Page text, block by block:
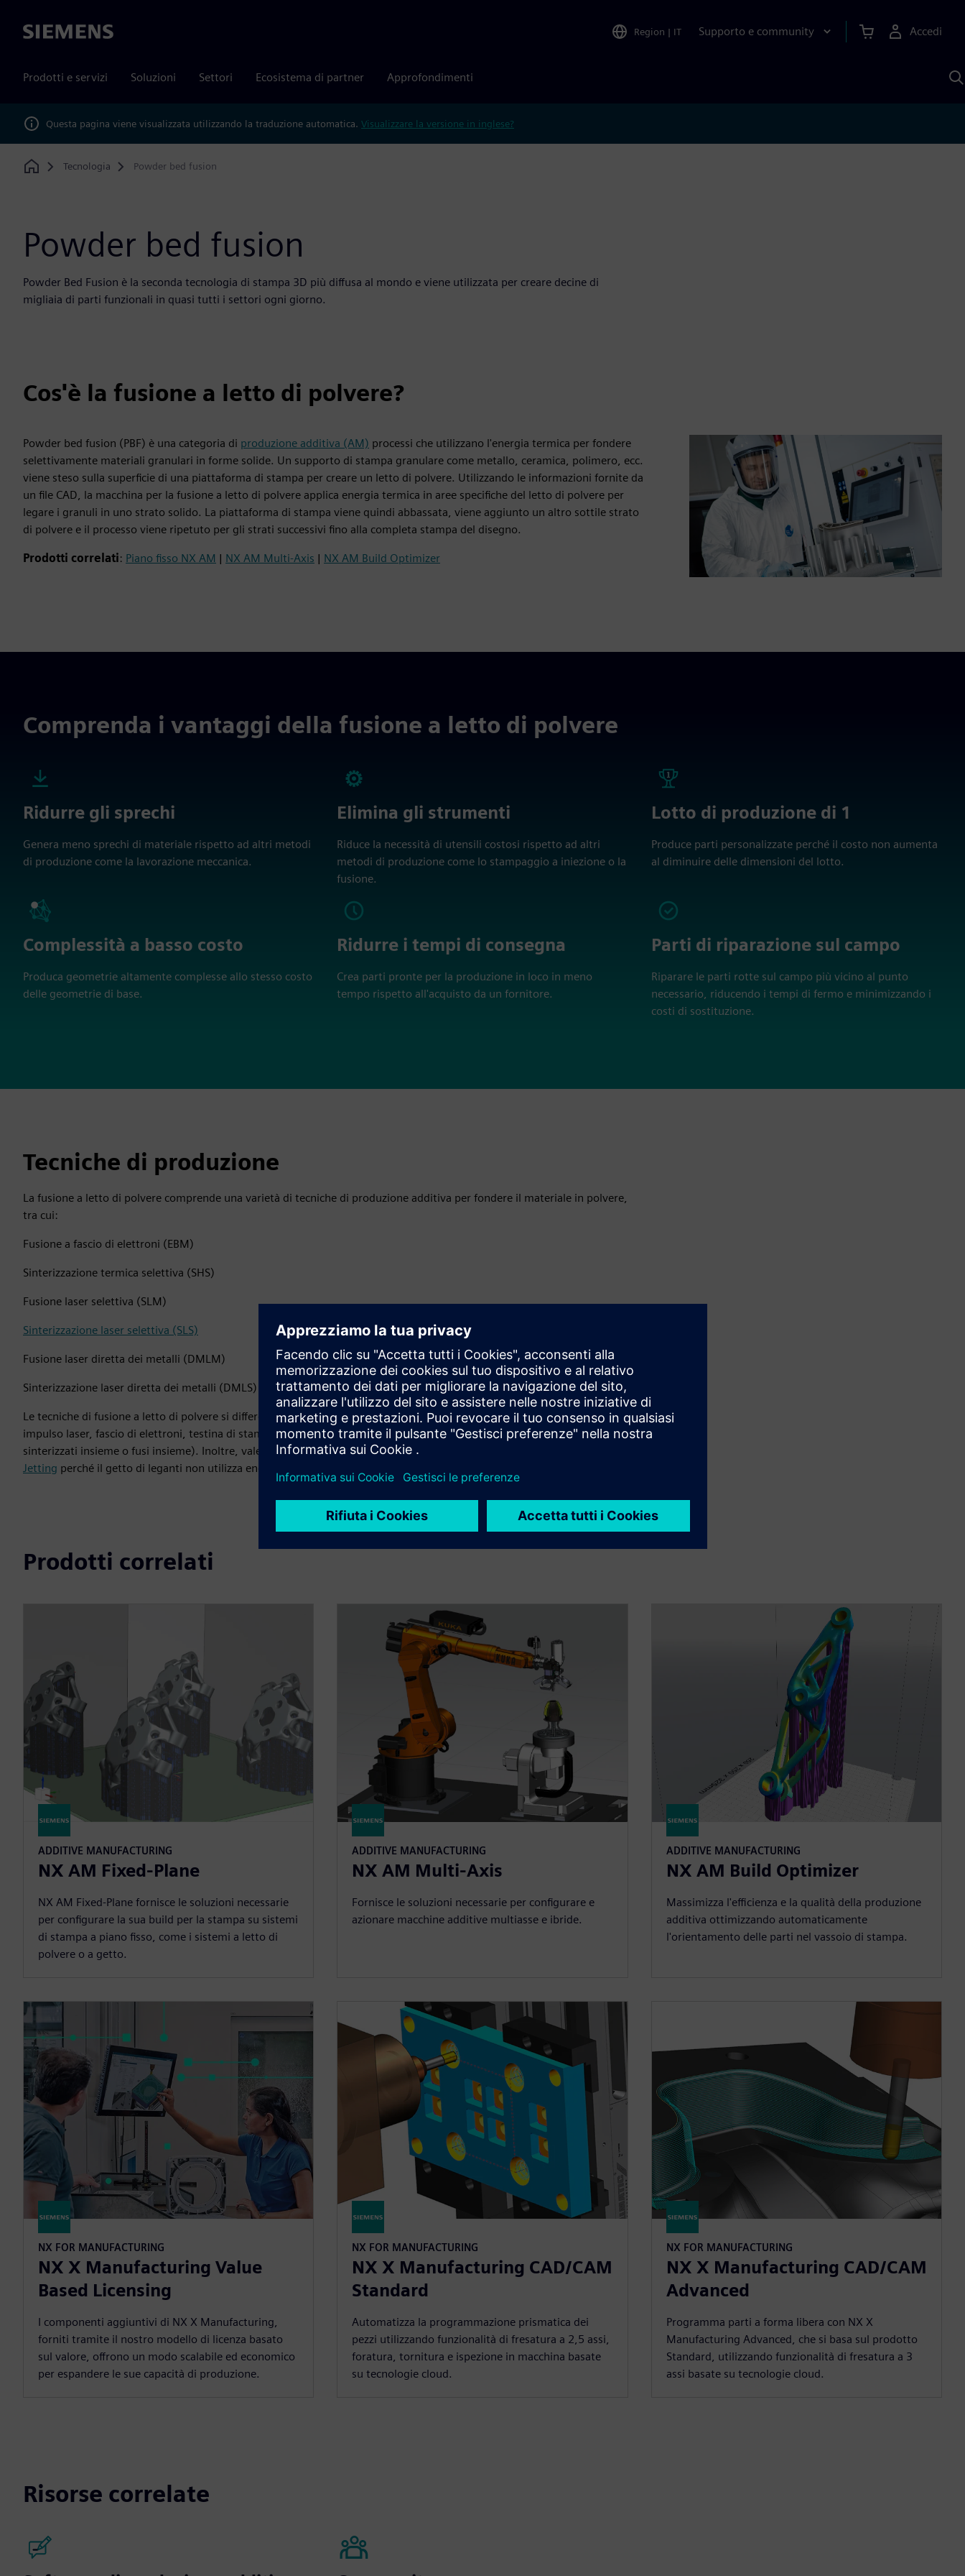
Siemens Region | IT Supporto e community Accedi
Prodotti e servizi Soluzioni Settori Ecosistema di partner Approfondimenti
Questa pagina viene visualizzata utilizzando la traduzione automatica. Visualizzare la versione in inglese?
Home
Tecnologia Powder bed fusion
Powder bed fusion
Powder Bed Fusion è la seconda tecnologia di stampa 3D più diffusa al mondo e viene utilizzata per creare decine di
migliaia di parti funzionali in quasi tutti i settori ogni giorno.
Cos'è la fusione a letto di polvere?
Powder bed fusion (PBF) è una categoria di produzione additiva (AM) processi che utilizzano l'energia termica per fondere
selettivamente materiali granulari in forme solide. Un supporto di stampa granulare come metallo, ceramica, polimero, ecc.
viene steso sulla superficie di una piattaforma di stampa per creare un letto di polvere. Utilizzando le informazioni fornite da
un file CAD, la macchina per la fusione a letto di polvere applica energia termica in aree specifiche del letto di polvere per
legare i granuli in uno strato solido. La piattaforma di stampa viene quindi abbassata, viene aggiunto un altro sottile strato
di polvere e il processo viene ripetuto per gli strati successivi fino alla completa stampa del disegno.
Prodotti correlati: Piano fisso NX AM | NX AM Multi-Axis | NX AM Build Optimizer
Comprenda i vantaggi della fusione a letto di polvere
Ridurre gli sprechi
Genera meno sprechi di materiale rispetto ad altri metodi
di produzione come la lavorazione meccanica.
Elimina gli strumenti
Riduce la necessità di utensili costosi rispetto ad altri
metodi di produzione come lo stampaggio a iniezione o la
fusione.
Lotto di produzione di 1
Produce parti personalizzate perché il costo non aumenta
al diminuire delle dimensioni del lotto.
Complessità a basso costo
Produca geometrie altamente complesse allo stesso costo
delle geometrie di base.
Ridurre i tempi di consegna
Crea parti pronte per la produzione in loco in meno
tempo rispetto all'acquisto da un fornitore.
Parti di riparazione sul campo
Riparare le parti rotte sul campo più vicino al punto
necessario, riducendo i tempi di fermo e minimizzando i
costi di sostituzione.
Tecniche di produzione
La fusione a letto di polvere comprende una varietà di tecniche di produzione additiva per fondere il materiale in polvere,
tra cui:
Fusione a fascio di elettroni (EBM)
Sinterizzazione termica selettiva (SHS)
Fusione laser selettiva (SLM)
Sinterizzazione laser selettiva (SLS)
Fusione laser diretta dei metalli (DMLM)
Sinterizzazione laser diretta dei metalli (DMLS)
Le tecniche di fusione a letto di polvere si differenziano principalmente dalla fonte di energia termica (ad esempio
impulso laser, fascio di elettroni, testina di stampa riscaldata) e dal livello di calore applicato (cioè se i granuli sono
sinterizzati insieme o fusi insieme). Inoltre, vale la pena notare che la fusione a letto di polvere è diversa da
Jetting perché il getto di leganti non utilizza energia termica (calore) per legare insieme le particelle.
Prodotti correlati
ADDITIVE MANUFACTURING
NX AM Fixed-Plane
NX AM Fixed-Plane fornisce le soluzioni necessarie
per configurare la sua build per la stampa su sistemi
di stampa a piano fisso, come i sistemi a letto di
polvere o a getto.
ADDITIVE MANUFACTURING
NX AM Multi-Axis
Fornisce le soluzioni necessarie per configurare e
azionare macchine additive multiasse e ibride.
ADDITIVE MANUFACTURING
NX AM Build Optimizer
Massimizza l'efficienza e la qualità della produzione
additiva ottimizzando automaticamente
l'orientamento delle parti nel vassoio di stampa.
NX FOR MANUFACTURING
NX X Manufacturing Value
Based Licensing
I componenti aggiuntivi di NX X Manufacturing,
forniti tramite il nostro modello di licenza basato
sul valore, offrono un modo scalabile ed economico
per espandere le sue capacità di produzione.
NX FOR MANUFACTURING
NX X Manufacturing CAD/CAM
Standard
Automatizza la programmazione prismatica dei
pezzi utilizzando funzionalità di fresatura a 2,5 assi,
foratura, tornitura e ispezione in macchina basate
su tecnologie cloud.
NX FOR MANUFACTURING
NX X Manufacturing CAD/CAM
Advanced
Programma parti a forma libera con NX X
Manufacturing Advanced, che si basa sul prodotto
Standard, utilizzando funzionalità di fresatura a 3
assi basate su tecnologie cloud.
Risorse correlate